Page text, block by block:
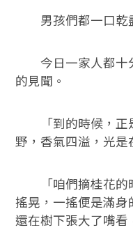
男孩們都一口乾盡
今日一家人都十分
的見聞。
「到的時候，正是
野，香氣四溢，光是
「咱們摘桂花的時
搖晃，一搖便是滿身
還在樹下張大了嘴看